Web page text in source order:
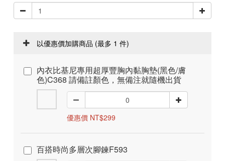
以優惠價加購商品 (最多 1 件)
內衣比基尼專用超厚豐胸內黏胸墊(黑色/膚
色)C368 請備註顏色，無備注就隨機出貨
優惠價 NT$299
百搭時尚多層次腳鍊F593